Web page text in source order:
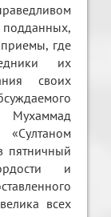
где
их
своих
Мухаммад
пятничный
и
всех